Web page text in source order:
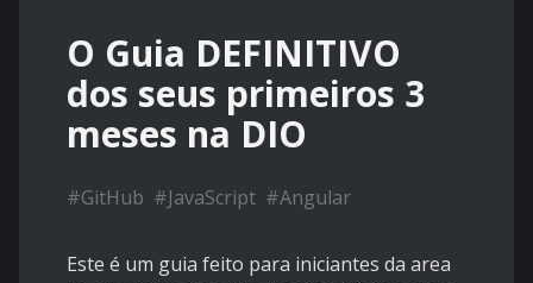
O Guia DEFINITIVO
dos seus primeiros 3
meses na DIO
#GitHub #JavaScript #Angular
Este é um guia feito para iniciantes da area